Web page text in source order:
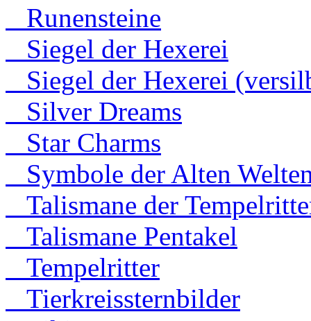
Runensteine
Siegel der Hexerei
Siegel der Hexerei
Silver Dreams
Star Charms
Symbole der Alten
Talismane der
Talismane Pentakel
Tempelritter
Tierkreissternbilder